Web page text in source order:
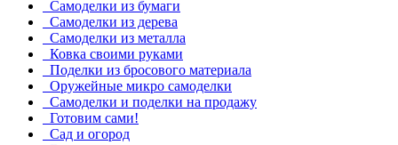
Самоделки из бумаги
Самоделки из дерева
Самоделки из металла
Ковка своими руками
Поделки из бросового материала
Оружейные микро самоделки
Самоделки и поделки на продажу
Готовим сами!
Сад и огород